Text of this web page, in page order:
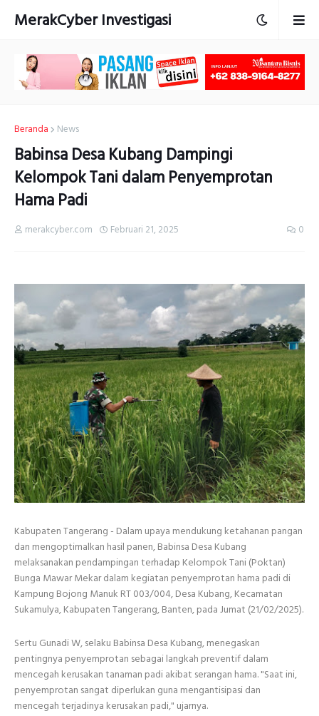
MerakCyber Investigasi
Beranda News
Babinsa Desa Kubang Dampingi
Kelompok Tani dalam Penyemprotan
Hama Padi
merakcyber.com Februari 21, 2025 0
Kabupaten Tangerang - Dalam upaya mendukung ketahanan pangan
dan mengoptimalkan hasil panen, Babinsa Desa Kubang
melaksanakan pendampingan terhadap Kelompok Tani (Poktan)
Bunga Mawar Mekar dalam kegiatan penyemprotan hama padi di
Kampung Bojong Manuk RT 003/004, Desa Kubang, Kecamatan
Sukamulya, Kabupaten Tangerang, Banten, pada Jumat (21/02/2025).
Sertu Gunadi W, selaku Babinsa Desa Kubang, menegaskan
pentingnya penyemprotan sebagai langkah preventif dalam
mencegah kerusakan tanaman padi akibat serangan hama. "Saat ini,
penyemprotan sangat diperlukan guna mengantisipasi dan
mencegah terjadinya kerusakan padi," ujarnya.